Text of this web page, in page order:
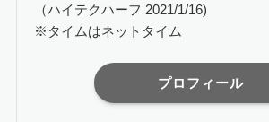
（ハイテクハーフ 2021/1/16)
※タイムはネットタイム
プロフィール